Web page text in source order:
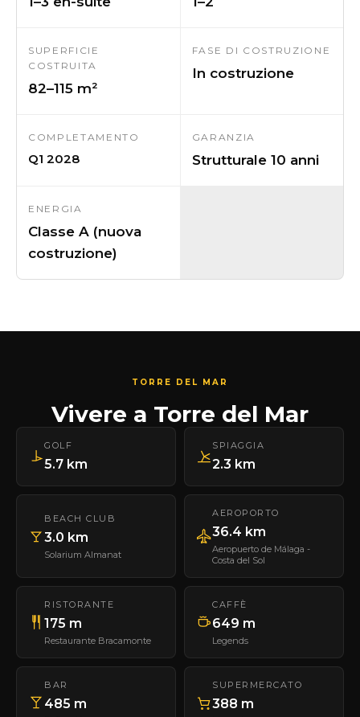
SUPERFICIE
COSTRUITA
82–115 m²
FASE DI COSTRUZIONE
In costruzione
COMPLETAMENTO
Q1 2028
GARANZIA
Strutturale 10 anni
ENERGIA
Classe A (nuova
costruzione)
TORRE DEL MAR
Vivere a Torre del Mar
GOLF
5.7 km
SPIAGGIA
2.3 km
BEACH CLUB
3.0 km
Solarium Almanat
AEROPORTO
36.4 km
Aeropuerto de Málaga -
Costa del Sol
RISTORANTE
175 m
Restaurante Bracamonte
CAFFÈ
649 m
Legends
BAR
485 m
SUPERMERCATO
388 m